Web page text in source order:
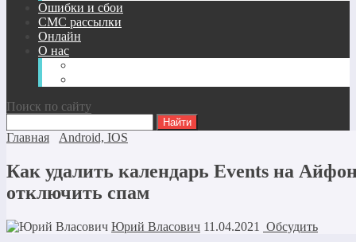
Ошибки и сбои
СМС рассылки
Онлайн
О нас
Поиск по сайту
Главная Android, IOS
Как удалить календарь Events на
отключить спам
Юрий Власович 11.04.2021
Обсудить